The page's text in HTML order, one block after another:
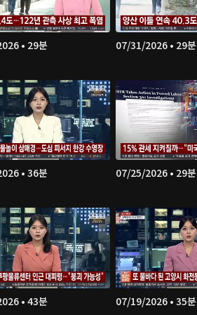
• 29분 07/31/2026 • 29분
• 36분 07/25/2026 • 29분
• 43분 07/19/2026 • 35분